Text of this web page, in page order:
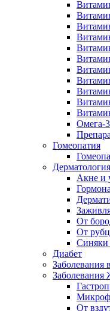
Омега-
Гомеопатия
Дерматология
Акне и
От
От
Диабет
Заболевания
От